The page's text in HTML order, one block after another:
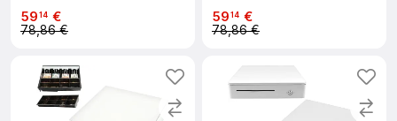
5914 €
78,86 €
5914 €
78,86 €